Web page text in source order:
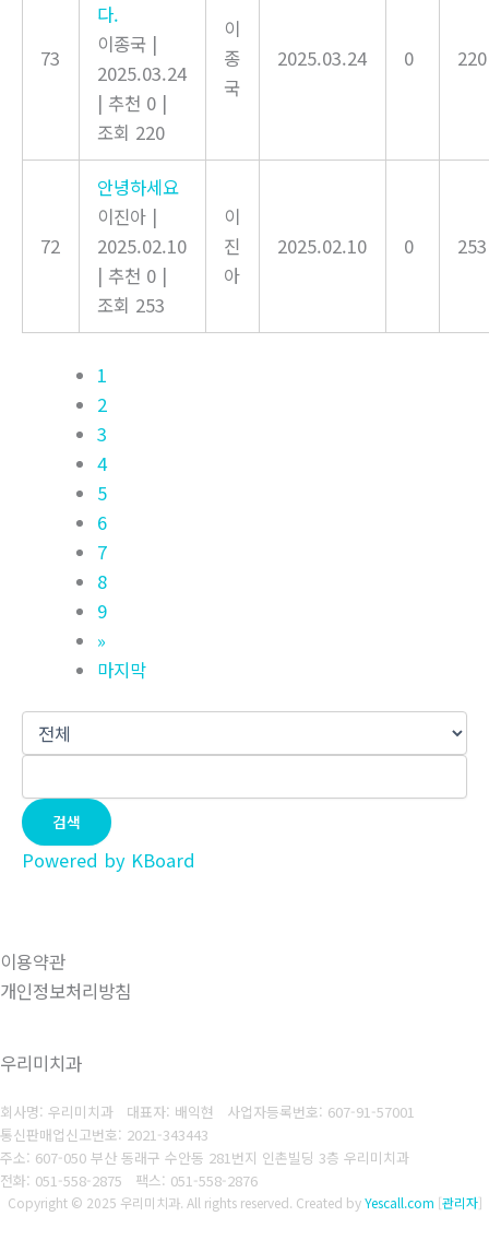
73
다.
이종국 |
2025.03.24
| 추천 0 |
조회 220
이
종
국
2025.03.24 0 220
72
안녕하세요
이진아 |
2025.02.10
| 추천 0 |
조회 253
이
진
아
2025.02.10 0 253
1
2
3
4
5
6
7
8
9
»
마지막
검색
Powered by KBoard
이용약관
개인정보처리방침
우리미치과
회사명: 우리미치과 대표자: 배익현 사업자등록번호: 607-91-57001
통신판매업신고번호: 2021-343443
주소: 607-050 부산 동래구 수안동 281번지 인촌빌딩 3층 우리미치과
전화: 051-558-2875
팩스: 051-558-2876
Copyright © 2025 우리미치과. All rights reserved. Created byYescall.com [관리자]